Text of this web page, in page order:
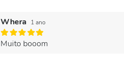
Whera 1 ano
Muito booom